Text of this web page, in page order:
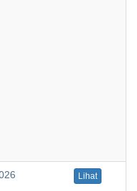
Lihat